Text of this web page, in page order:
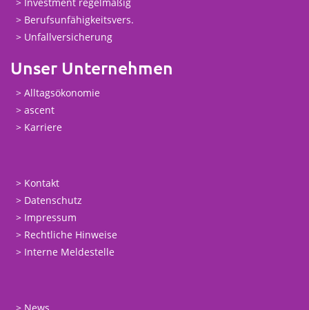
Berufsunfähigkeitsvers.
Unfallversicherung
Unser Unternehmen
Alltagsökonomie
ascent
Karriere
Kontakt
Datenschutz
Impressum
Rechtliche Hinweise
Interne Meldestelle